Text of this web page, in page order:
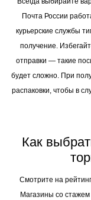
Почта России
курьерские службы
получение.
отправки — такие
будет сложно. При
распаковки, чтобы в
Как
Смотрите на
Магазины со